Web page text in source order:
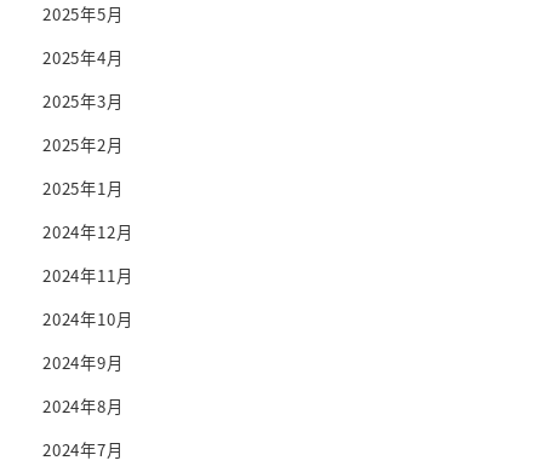
2025年5月
2025年4月
2025年3月
2025年2月
2025年1月
2024年12月
2024年11月
2024年10月
2024年9月
2024年8月
2024年7月